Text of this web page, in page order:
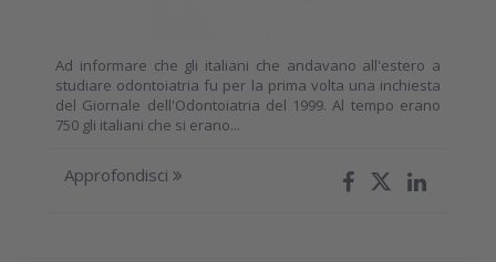
Ad informare che gli italiani che andavano all'estero a
studiare odontoiatria fu per la prima volta una inchiesta
del Giornale dell'Odontoiatria del 1999. Al tempo erano
750 gli italiani che si erano...
Approfondisci